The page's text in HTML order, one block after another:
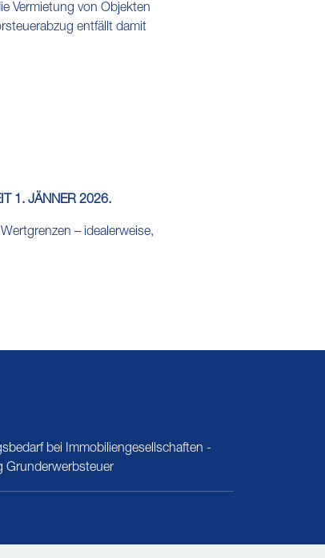
Vermietung von Objekten
entfällt damit
1. JÄNNER 2026.
– idealerweise,
bei Immobiliengesellschaften -
Grunderwerbsteuer